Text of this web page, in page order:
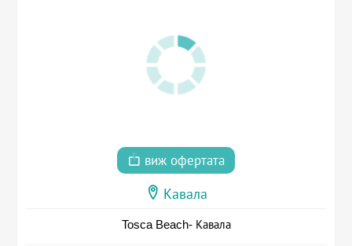
виж офертата
Кавала
Tosca Beach- Кавала